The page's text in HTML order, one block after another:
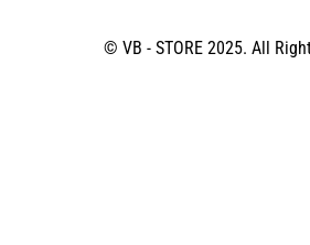
© VB - STORE 2025. All